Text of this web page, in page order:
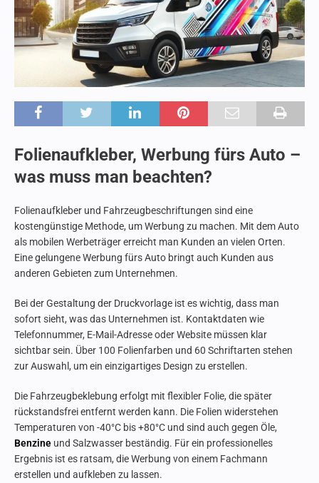
Folienaufkleber, Werbung fürs Auto –
was muss man beachten?
Folienaufkleber und Fahrzeugbeschriftungen sind eine
kostengünstige Methode, um Werbung zu machen. Mit dem Auto
als mobilen Werbeträger erreicht man Kunden an vielen Orten.
Eine gelungene Werbung fürs Auto bringt auch Kunden aus
anderen Gebieten zum Unternehmen.
Bei der Gestaltung der Druckvorlage ist es wichtig, dass man
sofort sieht, was das Unternehmen ist. Kontaktdaten wie
Telefonnummer, E-Mail-Adresse oder Website müssen klar
sichtbar sein. Über 100 Folienfarben und 60 Schriftarten stehen
zur Auswahl, um ein einzigartiges Design zu erstellen.
Die Fahrzeugbeklebung erfolgt mit flexibler Folie, die später
rückstandsfrei entfernt werden kann. Die Folien widerstehen
Temperaturen von -40°C bis +80°C und sind auch gegen Öle,
Benzine und Salzwasser beständig. Für ein professionelles
Ergebnis ist es ratsam, die Werbung von einem Fachmann
erstellen und aufkleben zu lassen.